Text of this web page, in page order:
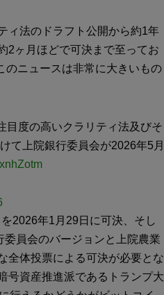
ィ法のドラフト公開から約1年
2ヶ月ほどで可決まで至ってお
のニュースは非常に大きいもの
目度の高いクラリティ法及びそ
て上院銀行委員会が2026年5月
2026年1月29日に可決、そし
員会のバージョンと上院農業
全体投票による可決が必要とな
号資産推進派であるトランプ大